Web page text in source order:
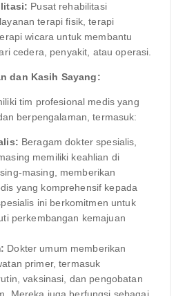
Pusat rehabilitasi
terapi fisik, terapi
wicara untuk membantu
cedera, penyakit, atau operasi.
dan Kasih Sayang:
tim profesional medis yang
berpengalaman, termasuk:
Beragam dokter spesialis,
memiliki keahlian di
masing, memberikan
yang komprehensif kepada
ini berkomitmen untuk
perkembangan kemajuan
Dokter umum memberikan
primer, termasuk
vaksinasi, dan pengobatan